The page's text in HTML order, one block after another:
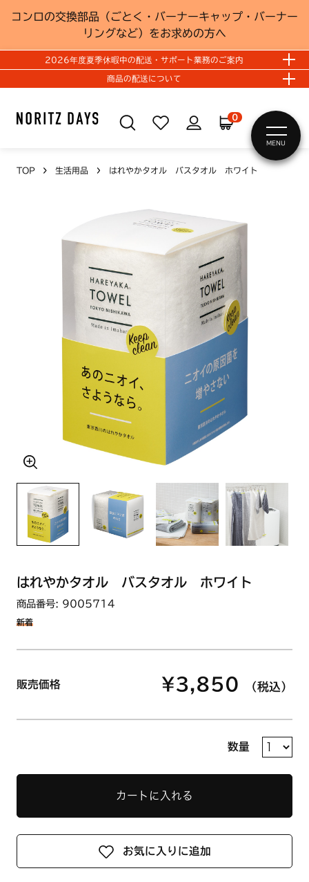
コンロの交換部品（ごとく・バーナーキャップ・バーナー
リングなど）をお求めの方へ
2026年度夏季休暇中の配送・サポート業務のご案内
商品の配送について
0
MENU
TOP 生活用品 はれやかタオル バスタオル ホワイト
はれやかタオル バスタオル ホワイト
商品番号: 9005714
新着
販売価格 ¥3,850 （税込）
数量
カートに入れる
お気に入りに追加